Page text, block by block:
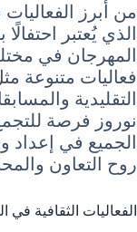
من أبرز
الذي يُعتبر
المهرجان في
فعاليات متنوعة
التقليدية
نوروز فرصة
الجميع في إعداد
روح التعاون
الفعاليات الثقافية